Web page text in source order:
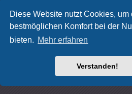
Diese Website nutzt Cookies, um
bestmöglichen Komfort bei der
bieten. Mehr erfahren
Verstanden!